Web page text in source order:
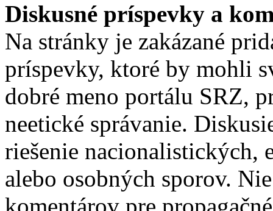
Diskusné príspevky a
Na stránky je zakázané
príspevky, ktoré by mohli
dobré meno portálu SRZ,
neetické správanie.
riešenie nacionalistických,
alebo osobných sporov.